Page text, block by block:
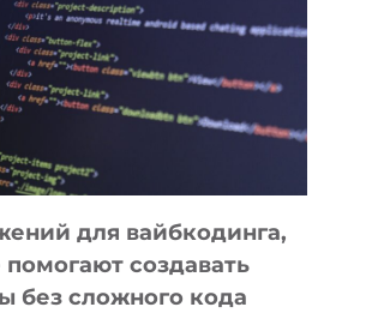
ИНСТРУМЕНТОВ
ДЛЯ
РАБОТЫ
для вайбкодинга,
создавать
без сложного кода